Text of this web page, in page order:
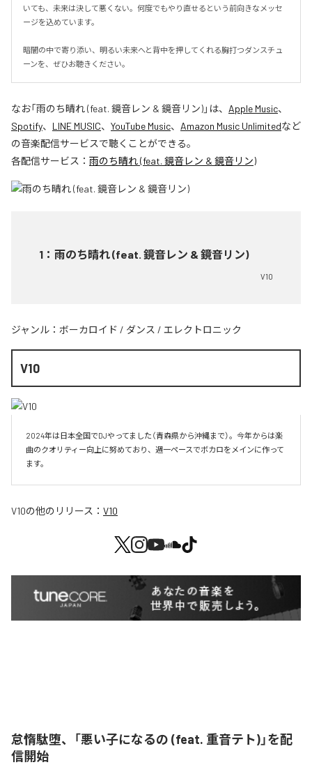
いても、未来は決して悪くない。何度でもやり直せるという前向きなメッセ
ージを込めています。
暗闇の中で寄り添い、明るい未来へと背中を押してくれる胸打つダンスチュ
ーンを、ぜひお聴きください。
なお「雨のち晴れ (feat. 鏡音レン & 鏡音リン)」は、 Apple Music、
Spotify、 LINE MUSIC、 YouTube Music、 Amazon Music Unlimitedなど
の音楽配信サービスで聴くことができる。
各配信サービス： 雨のち晴れ (feat. 鏡音レン & 鏡音リン)
1 ： 雨のち晴れ (feat. 鏡音レン & 鏡音リン)
V10
ジャンル： ボーカロイド / ダンス / エレクトロニック
V10
2024年は日本全国でDJやってました（青森県から沖縄まで）。今年からは楽
曲のクオリティー向上に努めており、週一ペースでボカロをメインに作って
V10の他のリリース： V10
怠惰駄堕、「悪い子になるの (feat. 重音テト)」を配
信開始